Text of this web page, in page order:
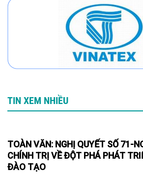
TIN XEM NHIỀU
TOÀN VĂN: NGHỊ QUYẾT SỐ 71-
CHÍNH TRỊ VỀ ĐỘT PHÁ PHÁT
ĐÀO TẠO